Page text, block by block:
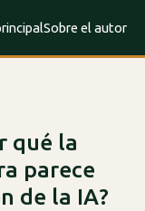
Sobre el autor
qué la
parece
de la IA?